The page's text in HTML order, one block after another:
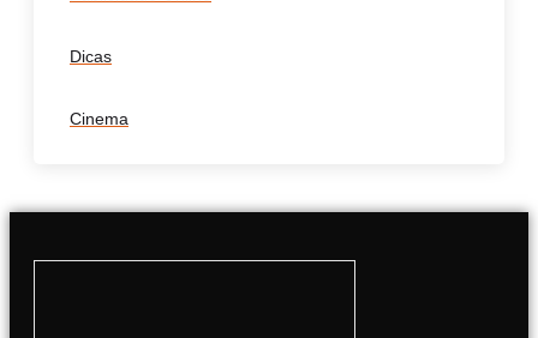
Dicas
Cinema